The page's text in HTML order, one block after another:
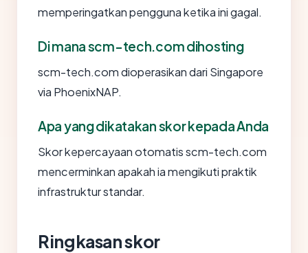
memperingatkan pengguna ketika ini gagal.
Di mana scm-tech.com dihosting
scm-tech.com dioperasikan dari Singapore
via PhoenixNAP.
Apa yang dikatakan skor kepada Anda
Skor kepercayaan otomatis scm-tech.com
mencerminkan apakah ia mengikuti praktik
infrastruktur standar.
Ringkasan skor